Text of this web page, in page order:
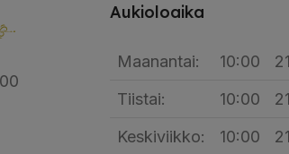
Aukioloaika
Maanantai: 10:00
Tiistai:
10:00
Keskiviikko:
10:00